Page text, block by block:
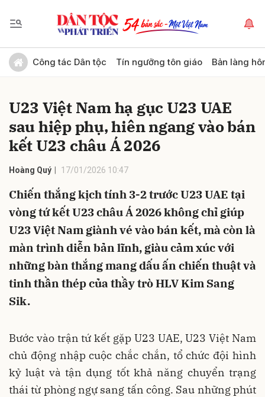
Công tác Dân tộc Tín ngưỡng tôn giáo Bản làng
U23 Việt Nam hạ gục U23 UAE
sau hiệp phụ, hiên ngang vào bán
kết U23 châu Á 2026
Hoàng Quý 17/01/2026 10:47
Chiến thắng kịch tính 3-2 trước U23 UAE tại
vòng tứ kết U23 châu Á 2026 không chỉ giúp
U23 Việt Nam giành vé vào bán kết, mà còn là
màn trình diễn bản lĩnh, giàu cảm xúc với
những bàn thắng mang dấu ấn chiến thuật và
tinh thần thép của thầy trò HLV Kim Sang
Sik.
Bước vào trận tứ kết gặp U23 UAE, U23 Việt Nam
chủ động nhập cuộc chắc chắn, tổ chức đội hình
kỷ luật và tận dụng tốt khả năng chuyển trạng
thái từ phòng ngự sang tấn công. Sau những phút
Gửi bình luận